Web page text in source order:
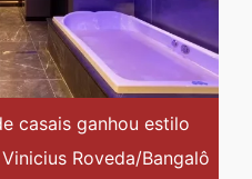
casais ganhou estilo
Roveda/Bangalô